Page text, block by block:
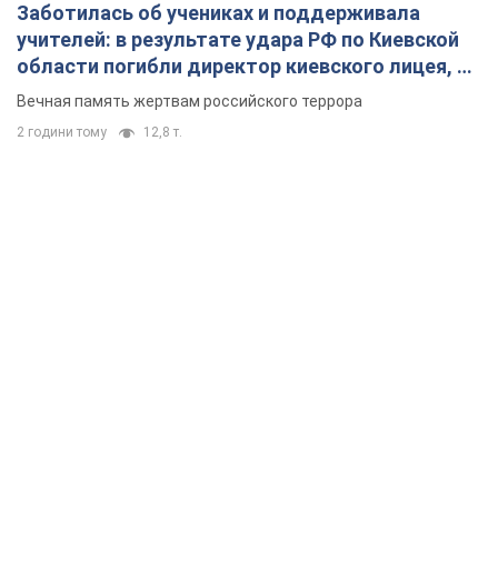
Заботилась об учениках и поддерживала
учителей: в результате удара РФ по Киевской
области погибли директор киевского лицея, её
муж и внук
Вечная память жертвам российского террора
2 години тому 12,8 т.